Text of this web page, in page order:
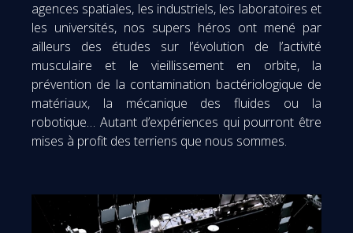
agences spatiales, les industriels, les laboratoires et
les universités, nos supers héros ont mené par
ailleurs des études sur l’évolution de l’activité
musculaire et le vieillissement en orbite, la
prévention de la contamination bactériologique de
matériaux, la mécanique des fluides ou la
robotique… Autant d’expériences qui pourront être
mises à profit des terriens que nous sommes.